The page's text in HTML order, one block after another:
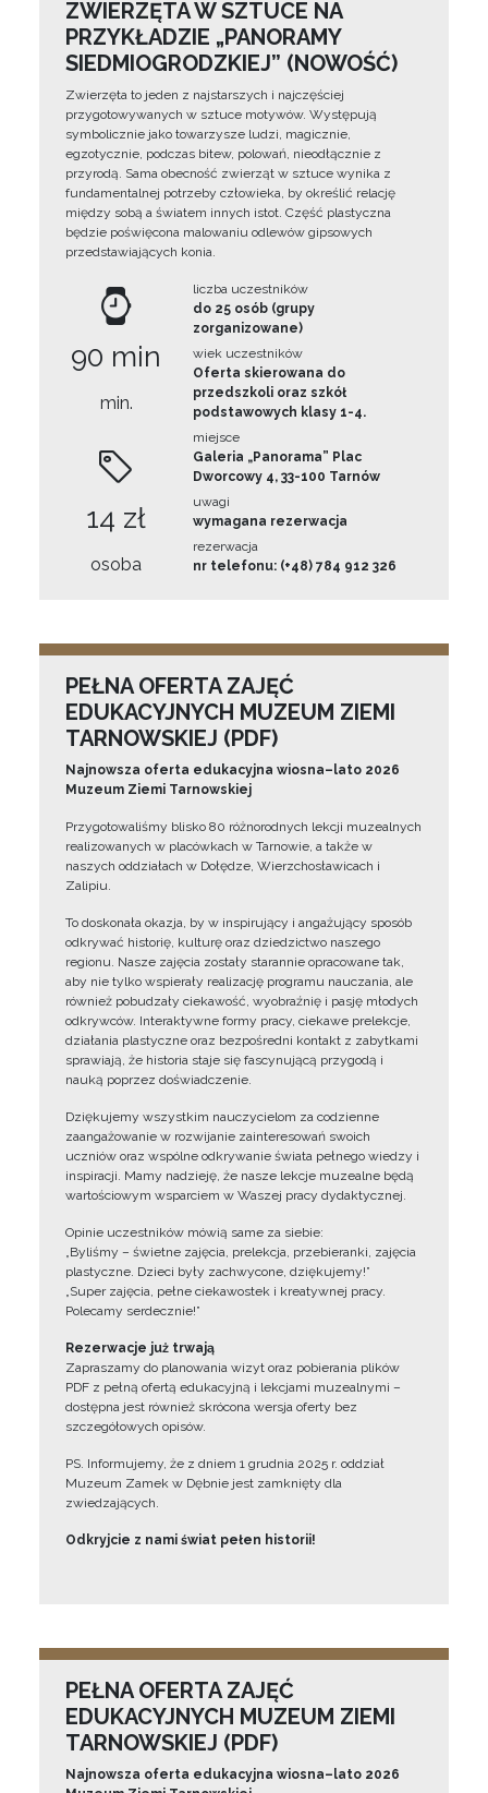
ZWIERZĘTA W SZTUCE NA
PRZYKŁADZIE „PANORAMY
SIEDMIOGRODZKIEJ” (NOWOŚĆ)
Zwierzęta to jeden z najstarszych i najczęściej
przygotowywanych w sztuce motywów. Występują
symbolicznie jako towarzysze ludzi, magicznie,
egzotycznie, podczas bitew, polowań, nieodłącznie z
przyrodą. Sama obecność zwierząt w sztuce wynika z
fundamentalnej potrzeby człowieka, by określić relację
między sobą a światem innych istot. Część plastyczna
będzie poświęcona malowaniu odlewów gipsowych
przedstawiających konia.
90 min
min.
14 zł
osoba
liczba uczestników
do 25 osób (grupy
zorganizowane)
wiek uczestników
Oferta skierowana do
przedszkoli oraz szkół
podstawowych klasy 1-4.
miejsce
Galeria „Panorama” Plac
Dworcowy 4, 33-100 Tarnów
uwagi
wymagana rezerwacja
rezerwacja
nr telefonu: (+48) 784 912 326
PEŁNA OFERTA ZAJĘĆ
EDUKACYJNYCH MUZEUM ZIEMI
TARNOWSKIEJ (PDF)
Najnowsza oferta edukacyjna wiosna–lato 2026
Muzeum Ziemi Tarnowskiej
Przygotowaliśmy blisko 80 różnorodnych lekcji muzealnych
realizowanych w placówkach w Tarnowie, a także w
naszych oddziałach w Dołędze, Wierzchosławicach i
Zalipiu.
To doskonała okazja, by w inspirujący i angażujący sposób
odkrywać historię, kulturę oraz dziedzictwo naszego
regionu. Nasze zajęcia zostały starannie opracowane tak,
aby nie tylko wspierały realizację programu nauczania, ale
również pobudzały ciekawość, wyobraźnię i pasję młodych
odkrywców. Interaktywne formy pracy, ciekawe prelekcje,
działania plastyczne oraz bezpośredni kontakt z zabytkami
sprawiają, że historia staje się fascynującą przygodą i
nauką poprzez doświadczenie.
Dziękujemy wszystkim nauczycielom za codzienne
zaangażowanie w rozwijanie zainteresowań swoich
uczniów oraz wspólne odkrywanie świata pełnego wiedzy i
inspiracji. Mamy nadzieję, że nasze lekcje muzealne będą
wartościowym wsparciem w Waszej pracy dydaktycznej.
Opinie uczestników mówią same za siebie:
„Byliśmy – świetne zajęcia, prelekcja, przebieranki, zajęcia
plastyczne. Dzieci były zachwycone, dziękujemy!”
„Super zajęcia, pełne ciekawostek i kreatywnej pracy.
Polecamy serdecznie!”
Rezerwacje już trwają
Zapraszamy do planowania wizyt oraz pobierania plików
PDF z pełną ofertą edukacyjną i lekcjami muzealnymi –
dostępna jest również skrócona wersja oferty bez
szczegółowych opisów.
PS. Informujemy, że z dniem 1 grudnia 2025 r. oddział
Muzeum Zamek w Dębnie jest zamknięty dla
zwiedzających.
Odkryjcie z nami świat pełen historii!
PEŁNA OFERTA ZAJĘĆ
EDUKACYJNYCH MUZEUM ZIEMI
TARNOWSKIEJ (PDF)
Najnowsza oferta edukacyjna wiosna–lato 2026